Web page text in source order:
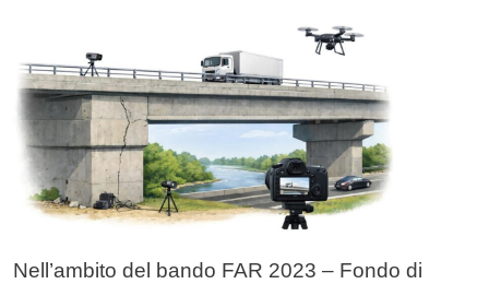
Nell’ambito del bando FAR 2023 – Fondo di